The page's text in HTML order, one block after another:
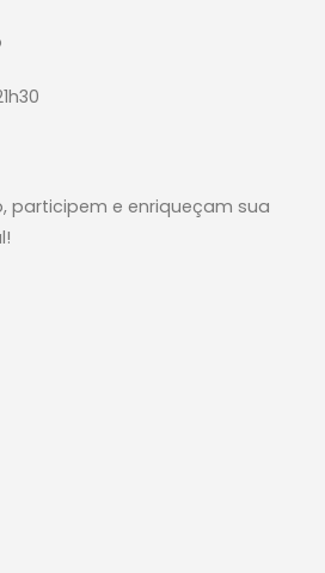
participem e enriqueçam sua